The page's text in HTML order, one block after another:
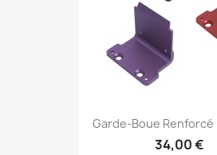
Garde-Boue Renforcé
34,00 €